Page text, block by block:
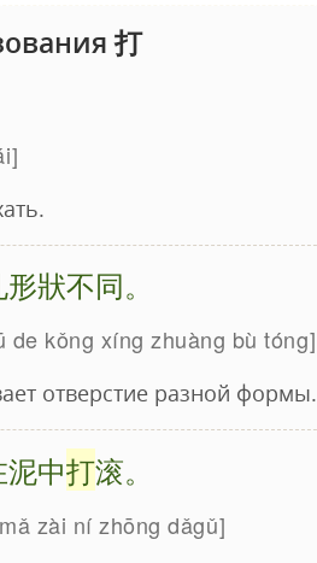
打
狀不同。
de kǒng xíng zhuàng bù tóng
отверстие разной формы.
中打滚。
zài ní zhōng dǎgǔ